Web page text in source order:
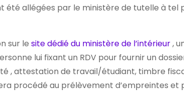
été allégées par le ministère de tutelle à
sur le site dédié du ministère de l’intérieur,
lui fixant un RDV pour fournir un
, attestation de travail/étudiant, timbre
procédé au prélèvement d’empreintes